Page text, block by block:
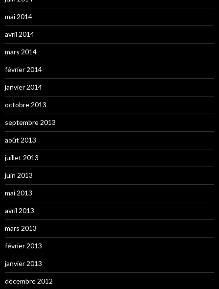
mai 2014
avril 2014
mars 2014
février 2014
janvier 2014
octobre 2013
septembre 2013
août 2013
juillet 2013
juin 2013
mai 2013
avril 2013
mars 2013
février 2013
janvier 2013
décembre 2012